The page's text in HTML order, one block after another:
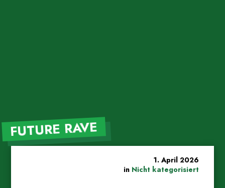
FUTURE RAVE
1. April 2026
in Nicht kategorisiert